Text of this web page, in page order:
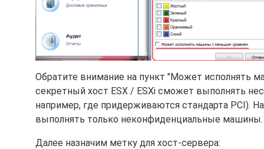
Обратите внимание на пункт "Может исполнять
секретный хост ESX / ESXi сможет выполнять
например, где придерживаются стандарта PCI).
выполнять только неконфиденциальные машины.
Далее назначим метку для хост-сервера: